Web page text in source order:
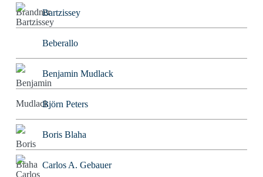
Bartzissey
Beberallo
Benjamin Mudlack
Björn Peters
Boris Blaha
Carlos A. Gebauer